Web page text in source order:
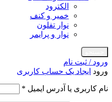
الکترود
خمیر و کنف
نوار تفلون
نوار و پرایمر
ورود / ثبت نام
ورود ایجاد یک حساب کاربری
نام کاربری یا آدرس ایمیل *